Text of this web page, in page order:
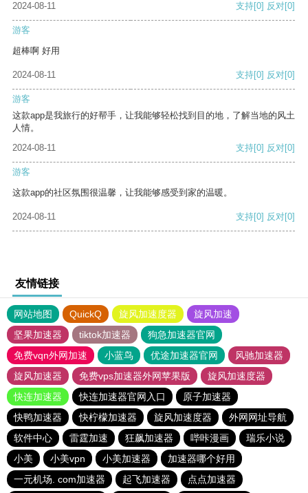
2024-08-11 支持[0] 反对[0]
游客
超棒啊 好用
2024-08-11 支持[0] 反对[0]
游客
这款app是我旅行的好帮手，让我能够轻松找到目的地，了解当地的风土
人情。
2024-08-11
支持[0] 反对[0]
游客
这款app的社区氛围很温馨，让我能够感受到家的温暖。
2024-08-11 支持[0] 反对[0]
友情链接
网站地图 QuickQ 旋风加速度器
旋风加速
坚果加速器
tiktok加速器
狗急加速器官网
免费vqn外网加速
小蓝鸟 优途加速器官网
风驰加速器
旋风加速器
免费vps加速器外网苹果版
旋风加速度器
快连加速器
快连加速器官网入口
原子加速器
快鸭加速器
快柠檬加速器 旋风加速度器
外网网址导航
软件中心
雷霆加速 狂飙加速器 哔咔漫画
瑞乐小说
小美
小美vpn 小美加速器
加速器哪个好用
一元机场. com加速器
起飞加速器 点点加速器